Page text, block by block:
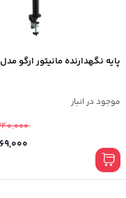
پایه نگهدارنده مانیتور ارگو مدل WLA010
موجود در انبار
4,240,000